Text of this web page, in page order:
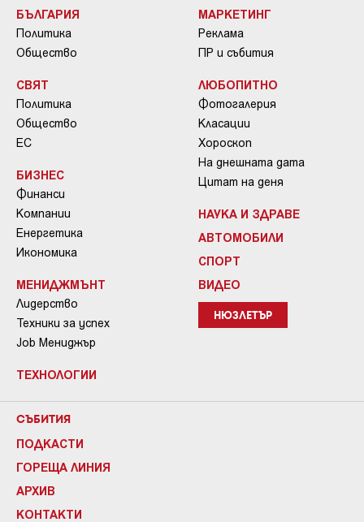
БЪЛГАРИЯ
Политика
Общество
СВЯТ
Политика
Общество
ЕС
БИЗНЕС
Финанси
Компании
Енергетика
Икономика
МЕНИДЖМЪНТ
Лидерство
Техники за успех
Job Мениджър
ТЕХНОЛОГИИ
МАРКЕТИНГ
Реклама
ПР и събития
ЛЮБОПИТНО
Фотогалерия
Класации
Хороскоп
На днешната дата
Цитат на деня
НАУКА И ЗДРАВЕ
АВТОМОБИЛИ
СПОРТ
ВИДЕО
НЮЗЛЕТЪР
СЪБИТИЯ
ПОДКАСТИ
ГОРЕЩА ЛИНИЯ
АРХИВ
КОНТАКТИ